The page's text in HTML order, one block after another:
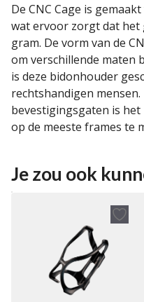
De CNC Cage is
wat ervoor zorgt dat het
gram. De vorm van de
om verschillende maten
is deze bidonhouder
rechtshandigen
bevestigingsgaten is
op de meeste frames te
Je zou ook